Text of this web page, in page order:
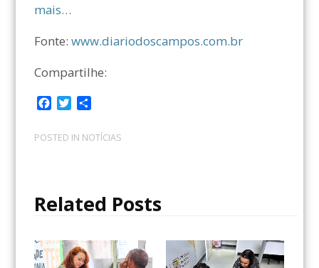
mais…
Fonte: www.diariodoscampos.com.br
Compartilhe:
F
c
e
k
T
i
t
C
m
p
i
l
a
r
POSTED IN NOTÍCIAS
Related Posts